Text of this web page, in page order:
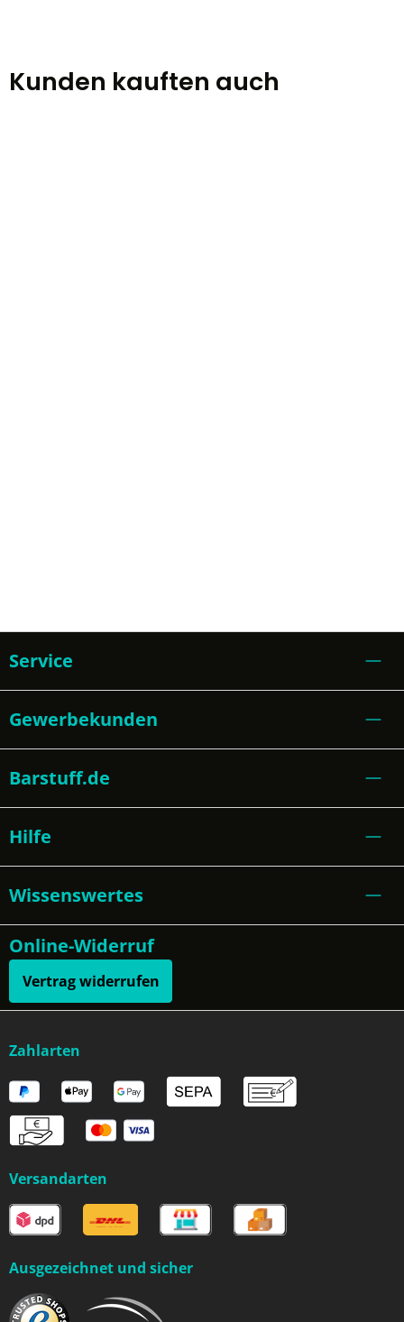
Kunden kauften auch
Service
Gewerbekunden
Barstuff.de
Hilfe
Wissenswertes
Online-Widerruf
Vertrag widerrufen
Zahlarten
Versandarten
Ausgezeichnet und sicher